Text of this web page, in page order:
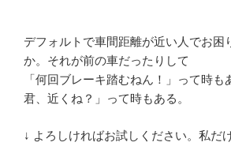
デフォルトで車間距離が近い人でお困
か。それが前の車だったりして
「何回ブレーキ踏むねん！」って時
君、近くね？」って時もある。
↓ よろしければお試しください。私だ